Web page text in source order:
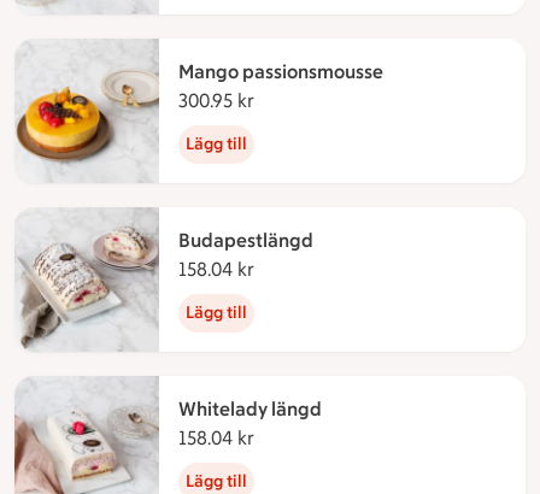
Mango passionsmousse
300.95 kr
Lägg till
Budapestlängd
158.04 kr
Lägg till
Whitelady längd
158.04 kr
Lägg till